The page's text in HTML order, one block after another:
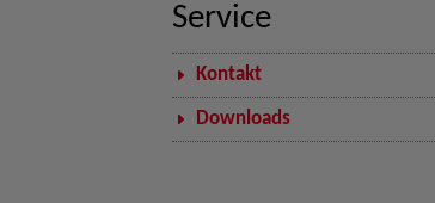
Service
Kontakt
Downloads